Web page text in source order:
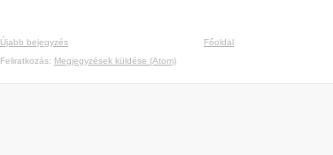
Újabb bejegyzés
Főoldal
Feliratkozás: Megjegyzések küldése (Atom)